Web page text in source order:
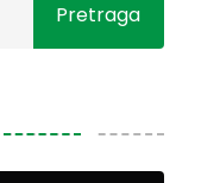
Pretraga